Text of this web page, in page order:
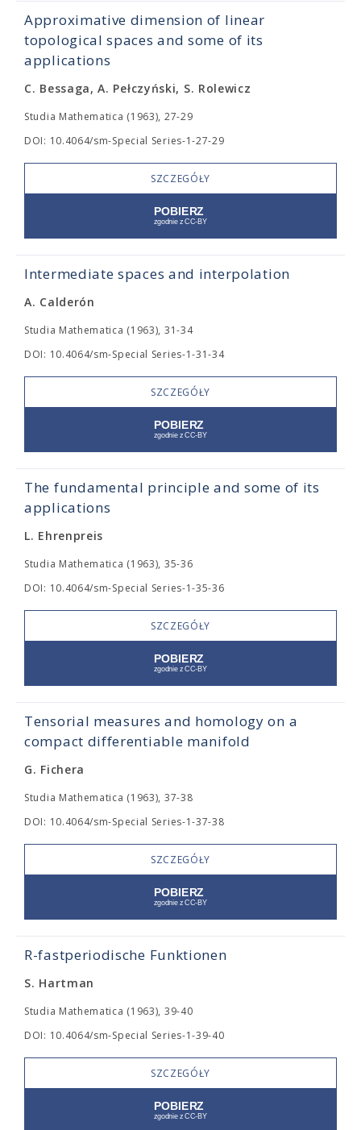
Approximative dimension of linear
topological spaces and some of its
applications
C. Bessaga, A. Pełczyński, S. Rolewicz
Studia Mathematica (1963), 27-29
DOI: 10.4064/sm-Special Series-1-27-29
SZCZEGÓŁY
Intermediate spaces and interpolation
A. Calderón
Studia Mathematica (1963), 31-34
DOI: 10.4064/sm-Special Series-1-31-34
SZCZEGÓŁY
The fundamental principle and some of its
applications
L. Ehrenpreis
Studia Mathematica (1963), 35-36
DOI: 10.4064/sm-Special Series-1-35-36
SZCZEGÓŁY
Tensorial measures and homology on a
compact differentiable manifold
G. Fichera
Studia Mathematica (1963), 37-38
DOI: 10.4064/sm-Special Series-1-37-38
SZCZEGÓŁY
R-fastperiodische Funktionen
S. Hartman
Studia Mathematica (1963), 39-40
DOI: 10.4064/sm-Special Series-1-39-40
SZCZEGÓŁY